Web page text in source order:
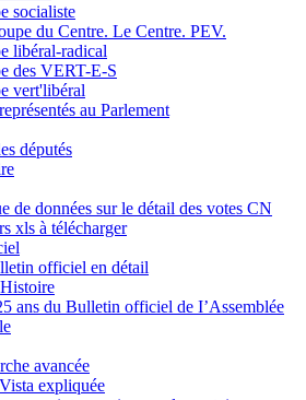
socialiste
du Centre. Le Centre. PEV.
libéral-radical
des VERT-E-S
vert'libéral
au Parlement
députés
de données sur le détail des votes CN
xls à télécharger
officiel en détail
Histoire
ans du Bulletin officiel de I’Assemblée
avancée
expliquée